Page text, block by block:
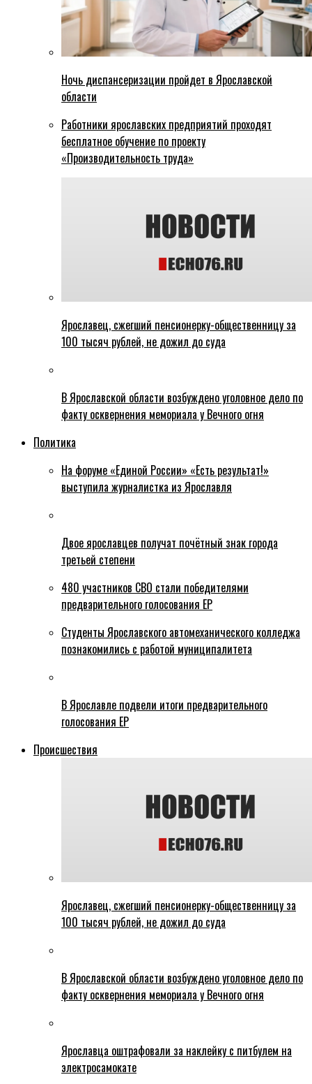
Ночь диспансеризации пройдет в Ярославской
области
Работники ярославских предприятий проходят
бесплатное обучение по проекту
«Производительность труда»
Ярославец, сжегший пенсионерку-общественницу за
100 тысяч рублей, не дожил до суда
В Ярославской области возбуждено уголовное дело по
факту осквернения мемориала у Вечного огня
Политика
На форуме «Единой России» «Есть результат!»
выступила журналистка из Ярославля
Двое ярославцев получат почётный знак города
третьей степени
480 участников СВО стали победителями
предварительного голосования ЕР
Студенты Ярославского автомеханического колледжа
познакомились с работой муниципалитета
В Ярославле подвели итоги предварительного
голосования ЕР
Происшествия
Ярославец, сжегший пенсионерку-общественницу за
100 тысяч рублей, не дожил до суда
В Ярославской области возбуждено уголовное дело по
факту осквернения мемориала у Вечного огня
Ярославца оштрафовали за наклейку с питбулем на
электросамокате